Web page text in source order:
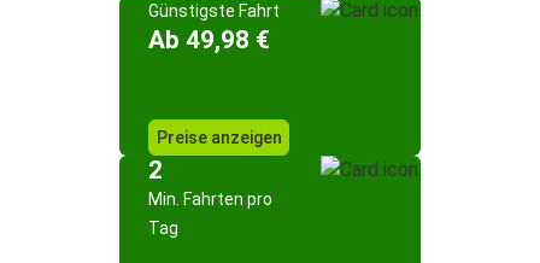
Günstigste Fahrt
Ab 49,98 €
Preise anzeigen
2
Min. Fahrten pro
Tag